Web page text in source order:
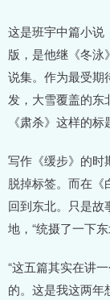
这是班宇中篇小说
版，是他继《冬泳
说集。作为最受期
发，大雪覆盖的东
《肃杀》这样的标
写作《缓步》的时
脱掉标签。而在《
回到东北。只是故
地，“统摄了一下东
“这五篇其实在讲
的。这是我这两年